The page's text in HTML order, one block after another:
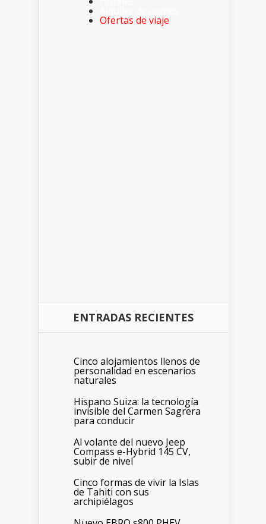
Ofertas de viaje
ENTRADAS RECIENTES
Cinco alojamientos llenos de
personalidad en escenarios
naturales
Hispano Suiza: la tecnología
invisible del Carmen Sagrera
para conducir
Al volante del nuevo Jeep
Compass e-Hybrid 145 CV,
subir de nivel
Cinco formas de vivir la Islas
de Tahiti con sus
archipiélagos